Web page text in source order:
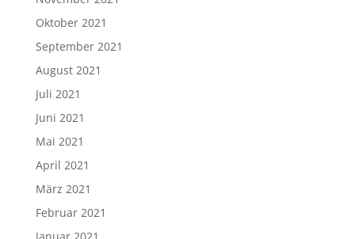
Oktober 2021
September 2021
August 2021
Juli 2021
Juni 2021
Mai 2021
April 2021
März 2021
Februar 2021